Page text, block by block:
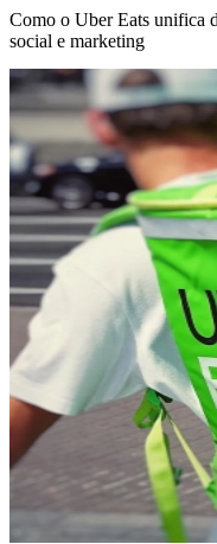
Como o Uber Eats unifica
social e marketing